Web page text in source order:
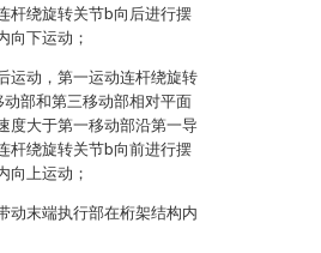
杆绕旋转关节b向后进行摆
向下运动；
运动，第一运动连杆绕旋转
部和第三移动部相对平面
度大于第一移动部沿第一导
杆绕旋转关节b向前进行摆
向上运动；
动末端执行部在桁架结构内